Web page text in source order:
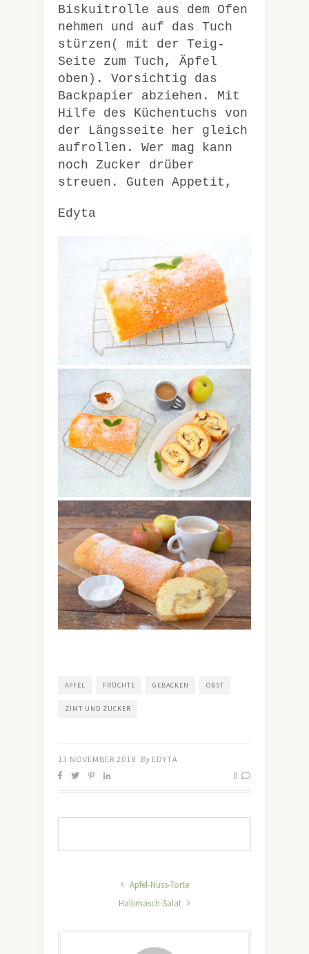
Biskuitrolle aus dem Ofen
nehmen und auf das Tuch
stürzen( mit der Teig-
Seite zum Tuch, Äpfel
oben). Vorsichtig das
Backpapier abziehen. Mit
Hilfe des Küchentuchs von
der Längsseite her gleich
aufrollen. Wer mag kann
noch Zucker drüber
streuen. Guten Appetit,
Edyta
APFEL FRÜCHTE GEBACKEN OBST
ZIMT UND ZUCKER
13 NOVEMBER 2018 By EDYTA
0
Apfel-Nuss-Torte
Hallimasch-Salat